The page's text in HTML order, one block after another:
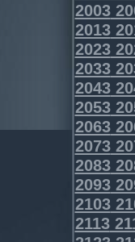
2003
2013
2023
2033
2043
2053
2063
2073
2083
2093
2103
2113